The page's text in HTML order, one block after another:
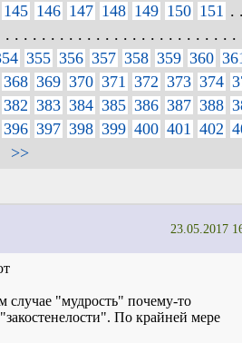
145 146 147 148 149 150 151 .
. . . . . . . . . . . . . . . . . . . . . . . . .
355 356 357 358 359 360
368 369 370 371 372 373 374
382 383 384 385 386 387 388
396 397 398 399 400 401 402
>>
23.05.2017
случае "мудрость" почему-то
По крайней мере